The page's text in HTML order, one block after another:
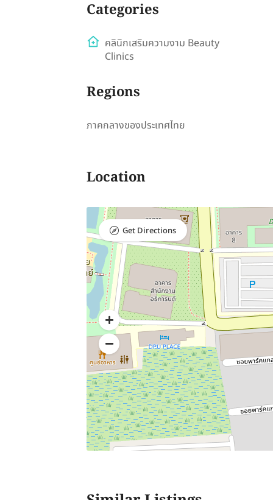
Categories
คลินิกเสริมความงาม Beauty
Clinics
Regions
ภาคกลางของประเทศไทย
Location
Get Directions